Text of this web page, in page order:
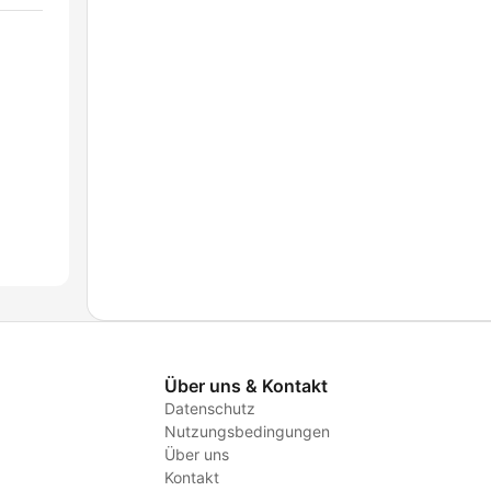
Über uns & Kontakt
Datenschutz
Nutzungsbedingungen
Über uns
Kontakt